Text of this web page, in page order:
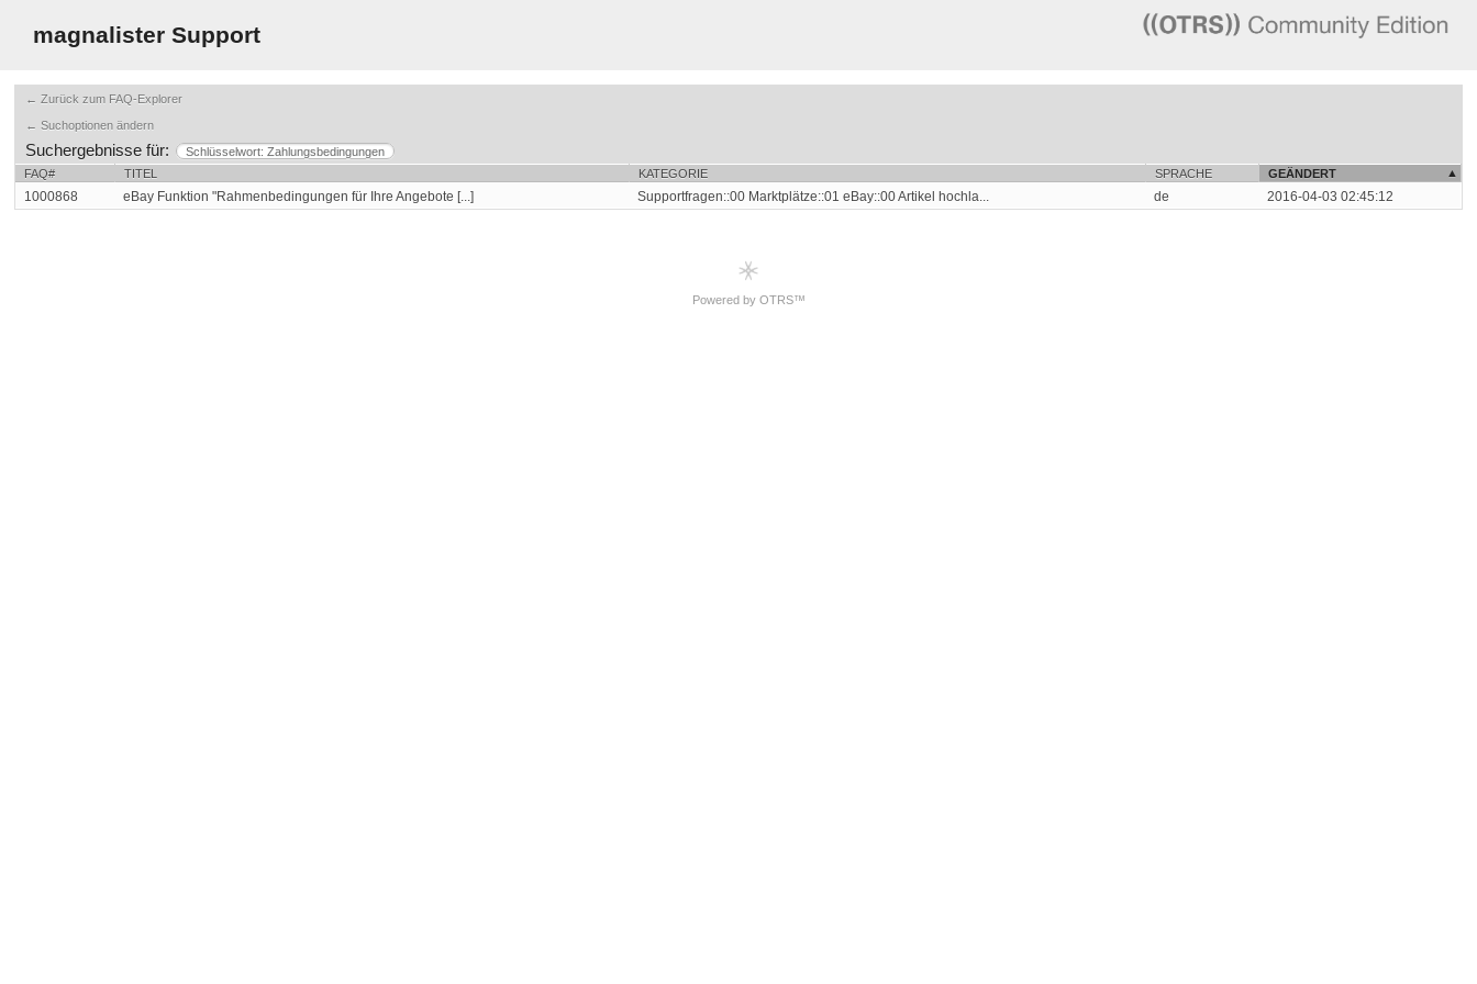
magnalister Support
← Zurück zum FAQ-Explorer
← Suchoptionen ändern
Suchergebnisse für:
Schlüsselwort: Zahlungsbedingungen
FAQ#
TITEL KATEGORIE SPRACHE GEÄNDERT
1000868 eBay Funktion "Rahmenbedingungen für Ihre Angebote [...] Supportfragen::00 Marktplätze::01 eBay::00 Artikel hochla... de 2016-04-03 02:45:12
Powered by OTRS™